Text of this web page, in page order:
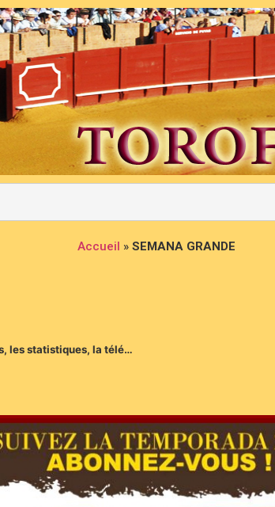
Accueil » SEMANA GRANDE
les statistiques, la télé…